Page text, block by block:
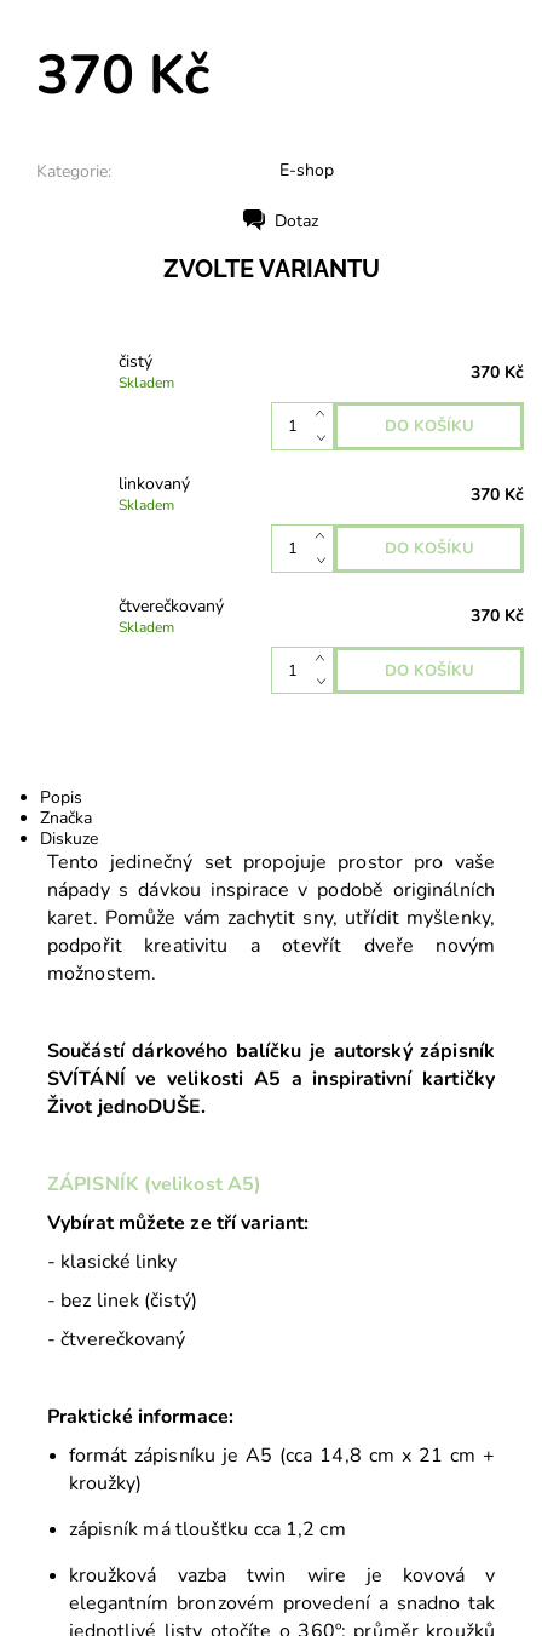
370 Kč
Kategorie: E-shop
Dotaz
ZVOLTE VARIANTU
čistý
Skladem 370 Kč
linkovaný
Skladem 370 Kč
čtverečkovaný
Skladem 370 Kč
Popis
Značka
Diskuze
Tento jedinečný set propojuje prostor pro vaše
nápady s dávkou inspirace v podobě originálních
karet. Pomůže vám zachytit sny, utřídit myšlenky,
podpořit kreativitu a otevřít dveře novým
možnostem.
Součástí dárkového balíčku je autorský zápisník
SVÍTÁNÍ ve velikosti A5 ainspirativní kartičky
Život jednoDUŠE.
ZÁPISNÍK (velikost A5)
Vybírat můžete ze tří variant:
- klasické linky
- bez linek (čistý)
- čtverečkovaný
Praktické informace:
formát zápisníku je A5 (cca 14,8 cm x 21 cm +
kroužky)
zápisník má tloušťku cca 1,2 cm
kroužková vazba twin wire je kovová v
elegantním bronzovém provedení a snadno tak